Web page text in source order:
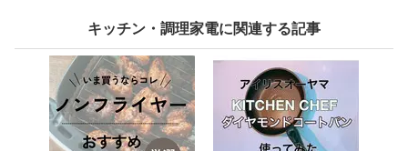
キッチン・調理家電に関連する記事